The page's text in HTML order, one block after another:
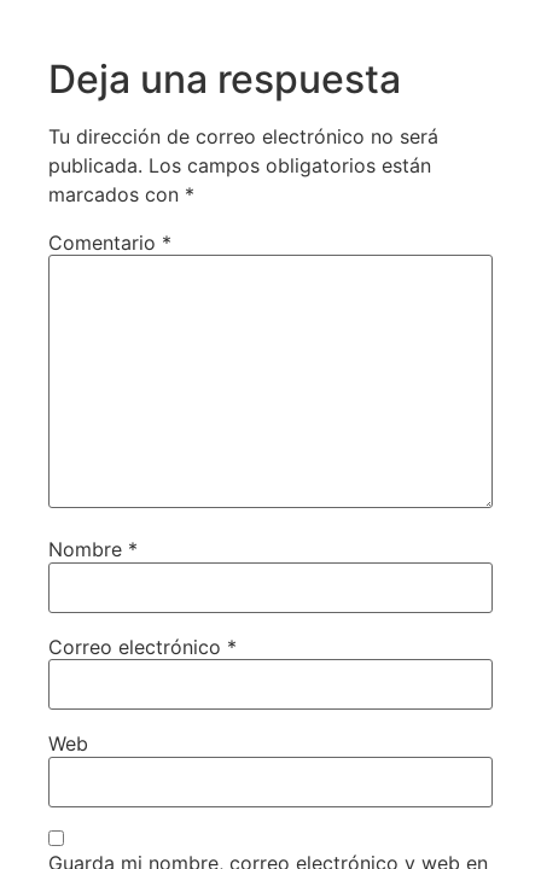
Deja una respuesta
Tu dirección de correo electrónico no será
publicada. Los campos obligatorios están
marcados con *
Comentario *
Nombre *
Correo electrónico *
Web
Guarda mi nombre, correo electrónico y web en